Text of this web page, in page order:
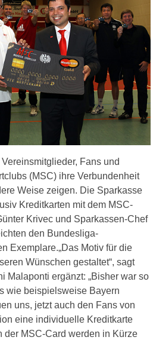
Fans und
(MSC) ihre Verbundenheit
Weise zeigen. Die Sparkasse
Kreditkarten mit dem MSC-
Krivec und Sparkassen-Chef
den Bundesliga-
Exemplare.„Das Motiv für die
Wünschen gestaltet“, sagt
Malaponti ergänzt: „Bisher war so
wie beispielsweise Bayern
uns, jetzt auch den Fans von
eine individuelle Kreditkarte
der MSC-Card werden in Kürze